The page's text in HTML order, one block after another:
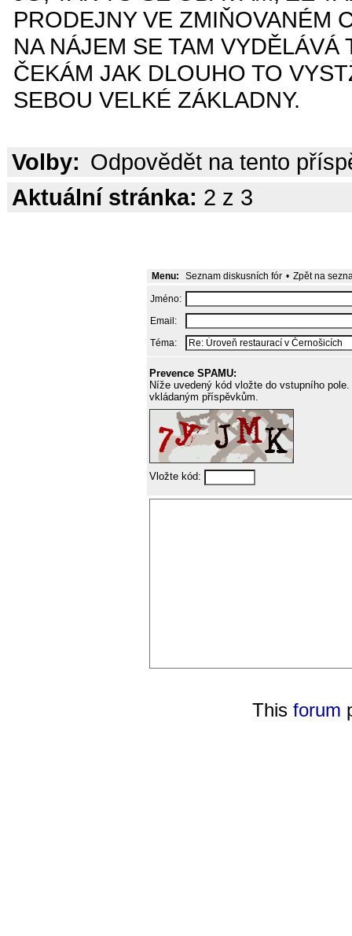
PRODEJNY VE ZMIŇOVANÉM
NA NÁJEM SE TAM VYDĚLÁVÁ
ČEKÁM JAK DLOUHO TO
SEBOU VELKÉ ZÁKLADNY.
Volby: Odpovědět na tento
Aktuální stránka: 2 z 3
Menu: Seznam diskusních fór • Zpět na
Jméno:
Email:
Téma:
Prevence SPAMU:
Níže uvedený kód vložte do vstupního
vkládaným příspěvkům.
Vložte kód:
This forum